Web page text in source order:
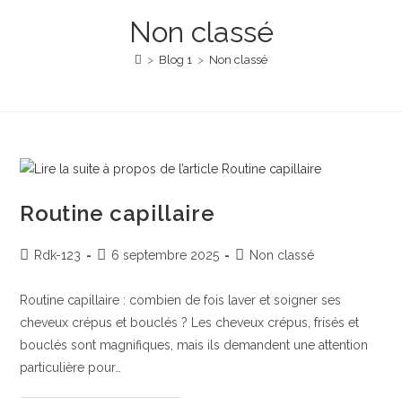
Non classé
> Blog 1 > Non classé
Routine capillaire
Rdk-123 6 septembre 2025 Non classé
Routine capillaire : combien de fois laver et soigner ses
cheveux crépus et bouclés ? Les cheveux crépus, frisés et
bouclés sont magnifiques, mais ils demandent une attention
particulière pour…